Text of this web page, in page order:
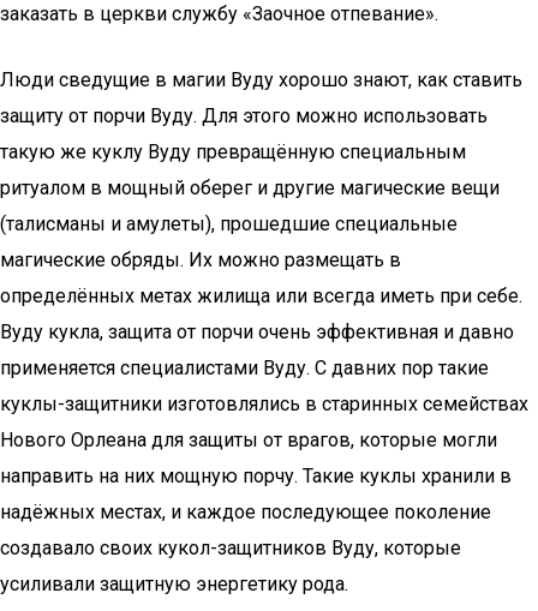
заказать в церкви службу «Заочное отпевание».
Люди сведущие в магии Вуду хорошо знают, как ставить
защиту от порчи Вуду. Для этого можно использовать
такую же куклу Вуду превращённую специальным
ритуалом в мощный оберег и другие магические вещи
(талисманы и амулеты), прошедшие специальные
магические обряды. Их можно размещать в
определённых метах жилища или всегда иметь при себе.
Вуду кукла, защита от порчи очень эффективная и давно
применяется специалистами Вуду. С давних пор такие
куклы-защитники изготовлялись в старинных семействах
Нового Орлеана для защиты от врагов, которые могли
направить на них мощную порчу. Такие куклы хранили в
надёжных местах, и каждое последующее поколение
создавало своих кукол-защитников Вуду, которые
усиливали защитную энергетику рода.